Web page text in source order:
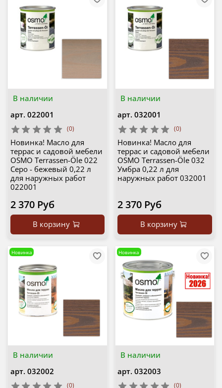
В наличии
арт. 022001
(0)
Новинка! Масло для
террас и садовой мебели
OSMO Terrassen-Öle 022
Серо - бежевый 0,22 л
для наружных работ
022001
2 370 Руб
В корзину
В наличии
арт. 032001
(0)
Новинка! Масло для
террас и садовой мебели
OSMO Terrassen-Öle 032
Умбра 0,22 л для
наружных работ 032001
2 370 Руб
В корзину
В наличии
Новинка
арт. 032002
(0)
В наличии
Новинка
арт. 032003
(0)